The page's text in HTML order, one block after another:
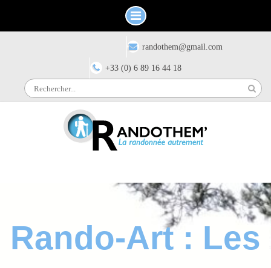
randothem@gmail.com
+33 (0) 6 89 16 44 18
for:
Rando-Art : Les